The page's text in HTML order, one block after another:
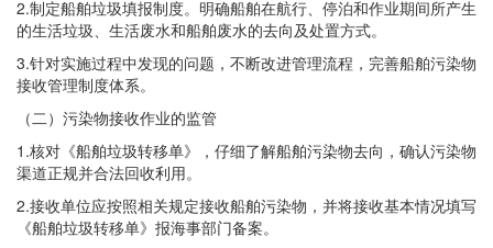
2.制定船舶垃圾填报制度。明确船舶在航行、停泊和作业期间所产生
的生活垃圾、生活废水和船舶废水的去向及处置方式。
3.针对实施过程中发现的问题，不断改进管理流程，完善船舶污染物
接收管理制度体系。
（二）污染物接收作业的监管
1.核对《船舶垃圾转移单》，仔细了解船舶污染物去向，确认污染物
渠道正规并合法回收利用。
2.接收单位应按照相关规定接收船舶污染物，并将接收基本情况填写
《船舶垃圾转移单》报海事部门备案。